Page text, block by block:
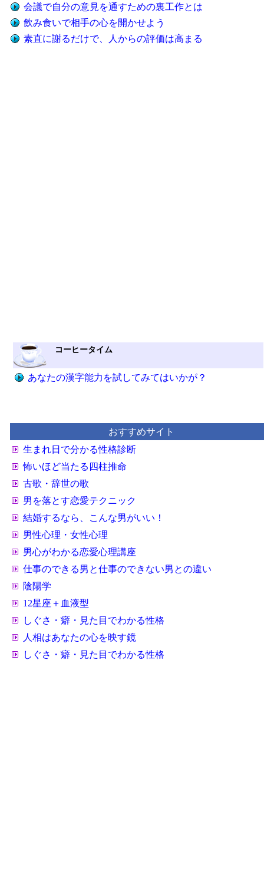
会議で自分の意見を通すための裏工作とは
飲み食いで相手の心を開かせよう
素直に謝るだけで、人からの評価は高まる
コーヒータイム
あなたの漢字能力を試してみてはいかが？
おすすめサイト
生まれ日で分かる性格診断
怖いほど当たる四柱推命
古歌・辞世の歌
男を落とす恋愛テクニック
結婚するなら、こんな男がいい！
男性心理・女性心理
男心がわかる恋愛心理講座
仕事のできる男と仕事のできない男との違い
陰陽学
12星座＋血液型
しぐさ・癖・見た目でわかる性格
人相はあなたの心を映す鏡
しぐさ・癖・見た目でわかる性格